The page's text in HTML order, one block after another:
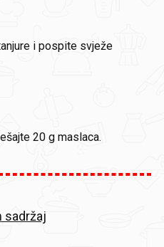
i pospite svježe
20 g maslaca.
sadržaj